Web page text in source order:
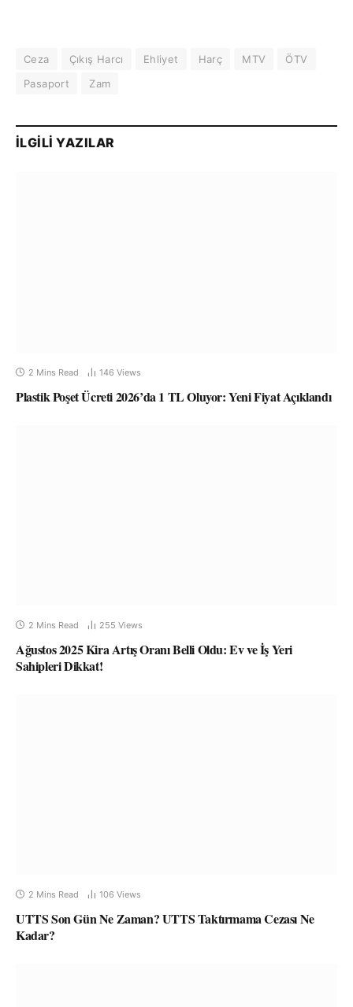
Ceza Çıkış Harcı Ehliyet Harç MTV
ÖTV
Pasaport
Zam
İLGILI YAZILAR
2 Mins Read 146 Views
Plastik Poşet Ücreti 2026’da 1 TL Oluyor: Yeni Fiyat Açıklandı
2 Mins Read 255 Views
Ağustos 2025 Kira Artış Oranı Belli Oldu: Ev ve İş Yeri
Sahipleri Dikkat!
2 Mins Read 106 Views
UTTS Son Gün Ne Zaman? UTTS Taktırmama Cezası Ne
Kadar?